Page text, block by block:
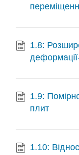
1.8:
1.9:
плит
1.10: